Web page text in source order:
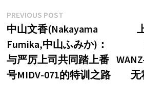
文
章
导
航
PREVIOUS POSTPrevious
post:
中山文香(Nakayama
Fumika,中山ふみか)：
与严厉上司共同踏上番
号MIDV-071的特训之路
无